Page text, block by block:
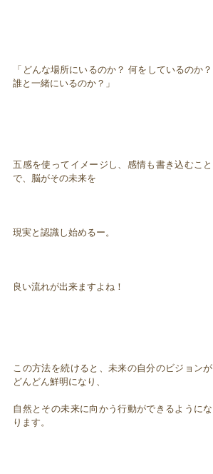
「どんな場所にいるのか？ 何をしているのか？
誰と一緒にいるのか？」
五感を使ってイメージし、感情も書き込むこと
で、脳がその未来を
現実と認識し始めるー。
良い流れが出来ますよね！
この方法を続けると、未来の自分のビジョンが
どんどん鮮明になり、
自然とその未来に向かう行動ができるようにな
ります。